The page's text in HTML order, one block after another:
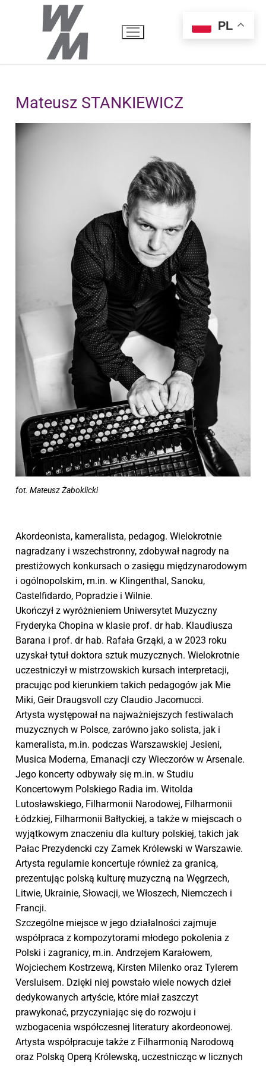
Mateusz STANKIEWICZ
fot. Mateusz Żaboklicki
Akordeonista, kameralista, pedagog. Wielokrotnie
nagradzany i wszechstronny, zdobywał nagrody na
prestiżowych konkursach o zasięgu międzynarodowym
i ogólnopolskim, m.in. w Klingenthal, Sanoku,
Castelfidardo, Popradzie i Wilnie.
Ukończył z wyróżnieniem Uniwersytet Muzyczny
Fryderyka Chopina w klasie prof. dr hab. Klaudiusza
Barana i prof. dr hab. Rafała Grząki, a w 2023 roku
uzyskał tytuł doktora sztuk muzycznych. Wielokrotnie
uczestniczył w mistrzowskich kursach interpretacji,
pracując pod kierunkiem takich pedagogów jak Mie
Miki, Geir Draugsvoll czy Claudio Jacomucci.
Artysta występował na najważniejszych festiwalach
muzycznych w Polsce, zarówno jako solista, jak i
kameralista, m.in. podczas Warszawskiej Jesieni,
Musica Moderna, Emanacji czy Wieczorów w Arsenale.
Jego koncerty odbywały się m.in. w Studiu
Koncertowym Polskiego Radia im. Witolda
Lutosławskiego, Filharmonii Narodowej, Filharmonii
Łódzkiej, Filharmonii Bałtyckiej, a także w miejscach o
wyjątkowym znaczeniu dla kultury polskiej, takich jak
Pałac Prezydencki czy Zamek Królewski w Warszawie.
Artysta regularnie koncertuje również za granicą,
prezentując polską kulturę muzyczną na Węgrzech,
Litwie, Ukrainie, Słowacji, we Włoszech, Niemczech i
Francji.
Szczególne miejsce w jego działalności zajmuje
współpraca z kompozytorami młodego pokolenia z
Polski i zagranicy, m.in. Andrzejem Karałowem,
Wojciechem Kostrzewą, Kirsten Milenko oraz Tylerem
Versluisem. Dzięki niej powstało wiele nowych dzieł
dedykowanych artyście, które miał zaszczyt
prawykonać, przyczyniając się do rozwoju i
wzbogacenia współczesnej literatury akordeonowej.
Artysta współpracuje także z Filharmonią Narodową
oraz Polską Operą Królewską, uczestnicząc w licznych
PL